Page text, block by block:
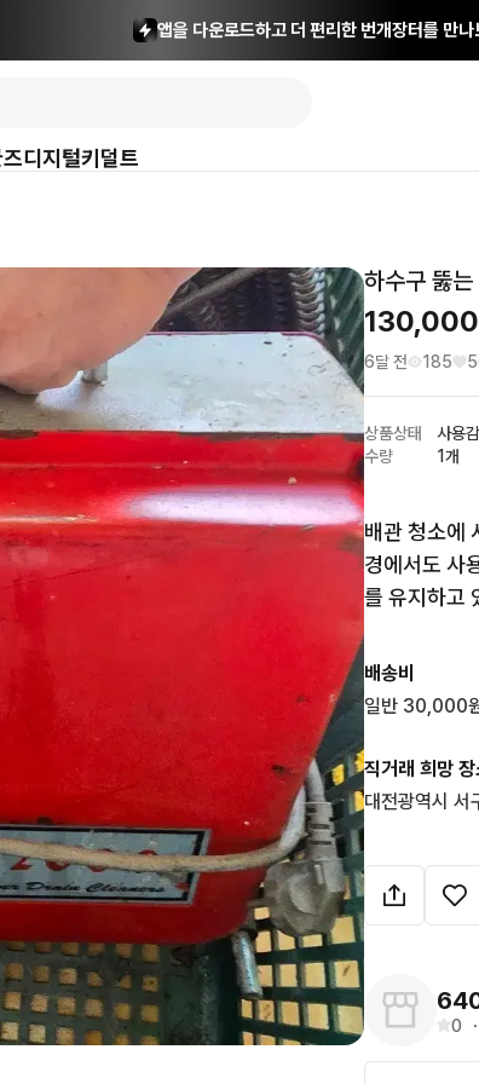
앱을 다운로드하고 더 편리한 번개장터를 만나
디지털키덜트
하수구 뚫
130,000
6달 전 185 5
상품상태
사용
수량
1개
배관 청소에
경에서도 사
를 유지하고
배송비
일반 30,000
직거래 희망
대전광역시 서
0 ・